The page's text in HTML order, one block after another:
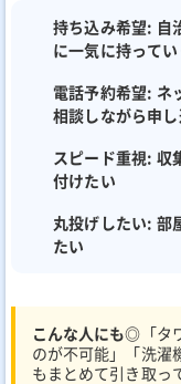
持ち込み希望: 自
に一気に持って
電話予約希望: ネ
相談しながら申
スピード重視: 収
付けたい
丸投げしたい: 部
たい
こんな人にも◎ 「
のが不可能」「洗濯
もまとめて引き取っ